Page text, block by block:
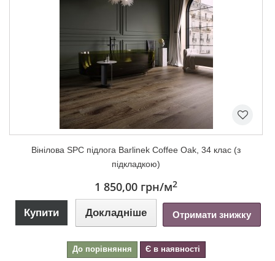
Вінілова SPC підлога Barlinek Coffee Oak, 34 клас (з
підкладкою)
1 850,00 грн/м2
Купити Докладніше Отримати знижку
До порівняння Є в наявності